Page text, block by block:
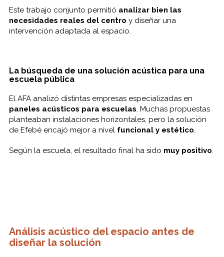
Este trabajo conjunto permitió analizar bien las
necesidades reales del centro y diseñar una
intervención adaptada al espacio.
La búsqueda de una solución acústica para una
escuela pública
El AFA analizó distintas empresas especializadas en
paneles acústicos para escuelas. Muchas propuestas
planteaban instalaciones horizontales, pero la solución
de Efebé encajó mejor a nivel funcional y estético.
Según la escuela, el resultado final ha sido muy positivo.
Análisis acústico del espacio antes de
diseñar la solución